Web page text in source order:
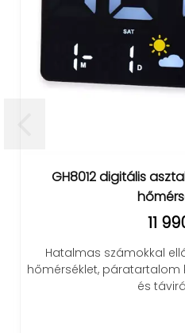
GH8012 digitális
11
Hatalmas számokkal
hőmérséklet, páratartalom
és